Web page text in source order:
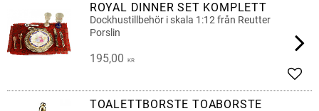
ROYAL DINNER SET KOMPLETT
Dockhustillbehör i skala 1:12 från Reutter
Porslin
195,00 KR
TOALETTBORSTE TOABORSTE